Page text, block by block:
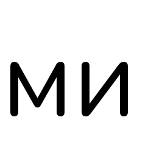
ми